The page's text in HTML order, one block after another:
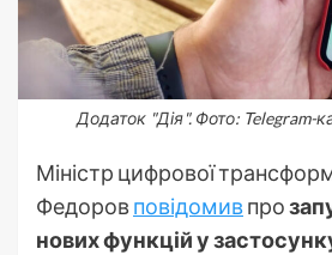
Додаток "Дія". Фото: Telegram-
Міністр цифрової
Федоровповідомивпро
нових функцій у